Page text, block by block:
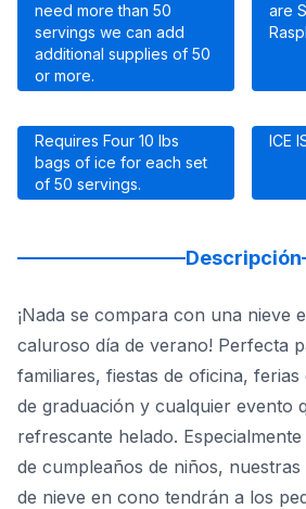
need more than 50
servings we can add
additional supplies of 50
or more.
are
Requires Four 10 lbs
bags of ice for each set
of 50 servings.
ICE
Descripción
¡Nada se compara con una nieve
caluroso día de verano! Perfecta
familiares, fiestas de oficina, ferias
de graduación y cualquier evento
refrescante helado.
de cumpleaños de niños, nuestras
de nieve en cono tendrán a los